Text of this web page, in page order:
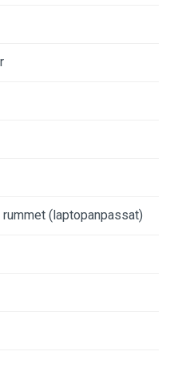
(laptopanpassat)